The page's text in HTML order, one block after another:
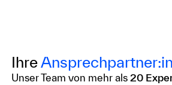
Ihre
Unser Team von mehr als 20